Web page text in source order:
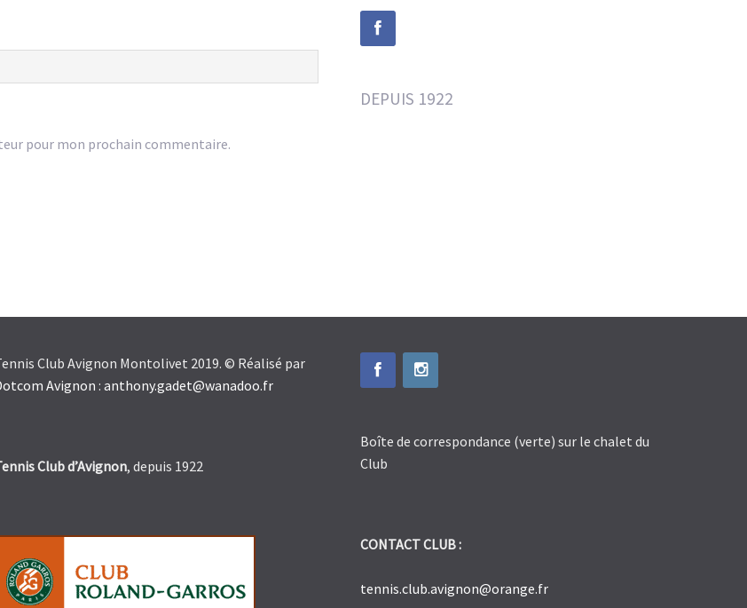
pour mon prochain commentaire.
DEPUIS 1922
Club Avignon Montolivet 2019. © Réalisé par
Avignon : anthony.gadet@wanadoo.fr
Club d’Avignon, depuis 1922
Boîte de correspondance (verte) sur le chalet du
Club
CONTACT CLUB :
tennis.club.avignon@orange.fr